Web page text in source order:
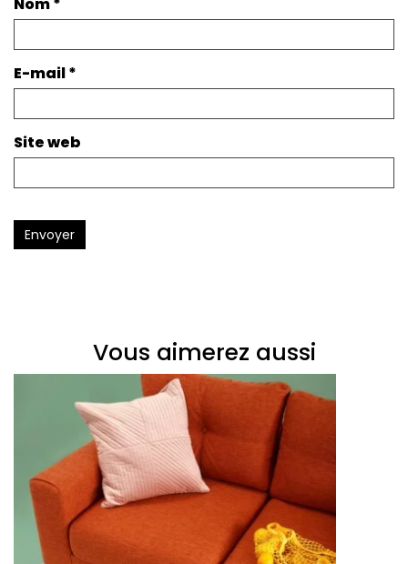
Nom*
E-mail*
Site web
Envoyer
Vous aimerez aussi